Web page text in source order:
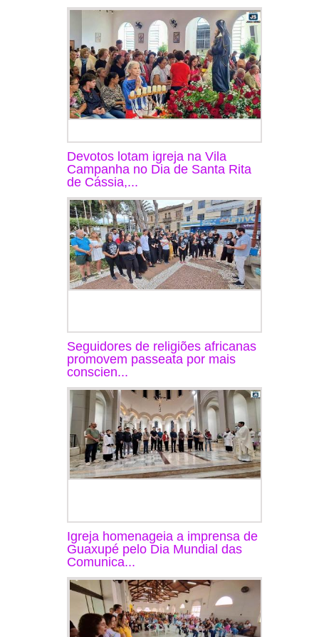
Devotos lotam igreja na Vila
Campanha no Dia de Santa Rita
de Cássia,...
Seguidores de religiões africanas
promovem passeata por mais
conscien...
Igreja homenageia a imprensa de
Guaxupé pelo Dia Mundial das
Comunica...